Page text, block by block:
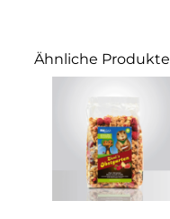
Ähnliche Produkte
Produkt
weist
mehrere
Varianten
Optionen